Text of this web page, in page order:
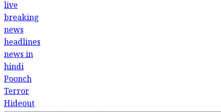
live
breaking
news
headlines
news in
hindi
Poonch
Terror
Hideout